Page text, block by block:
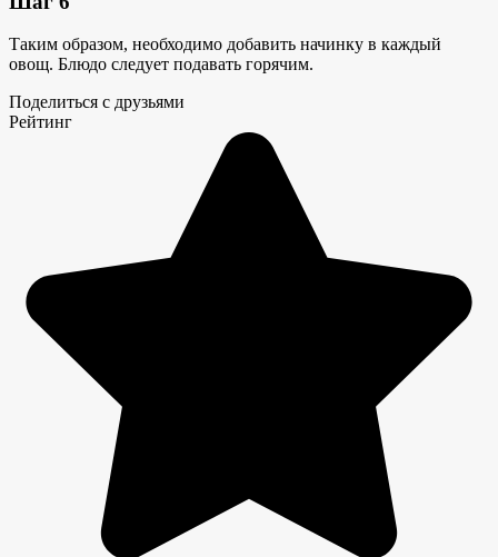
Таким образом, необходимо добавить начинку в каждый
овощ. Блюдо следует подавать горячим.
Поделиться с друзьями
Рейтинг